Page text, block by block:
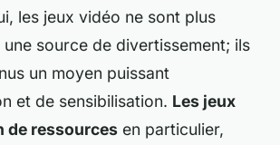
les jeux vidéo ne sont plus
une source de divertissement; ils
un moyen puissant
et de sensibilisation. Les jeux
de ressources en particulier,